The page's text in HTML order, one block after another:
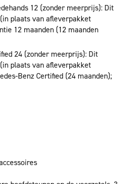
12 (zonder meerprijs): Dit
plaats van afleverpakket
12 maanden (12 maanden
24 (zonder meerprijs): Dit
plaats van afleverpakket
Benz Certified (24 maanden);